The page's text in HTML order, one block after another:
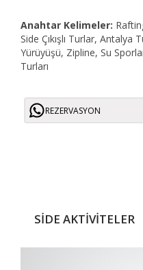
Anahtar Kelimeler:
Side Çıkışlı Turlar,
Yürüyüşü, Zipline, Su
Turları
REZERVASYON
SİDE AKTİVİTELER